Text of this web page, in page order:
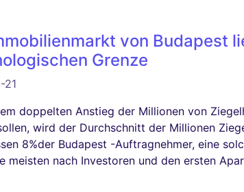
von Budapest
Grenze
21
doppelten Anstieg der Millionen von
wird der Durchschnitt der Millionen
8%der Budapest -Auftragnehmer, eine
meisten nach Investoren und den ersten